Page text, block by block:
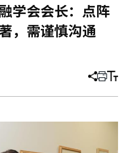
学会会长：点阵
，需谨慎沟通
分
章
打 调
小